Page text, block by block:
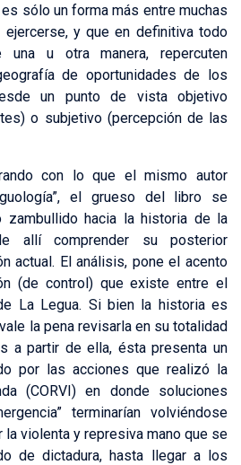
sólo un forma más entre muchas
y que en definitiva todo
u otra manera, repercuten
de oportunidades de los
un punto de vista objetivo
o subjetivo (percepción de las
con lo que el mismo autor
el grueso del libro se
zambullido hacia la historia de la
allí comprender su posterior
actual. El análisis, pone el acento
(de control) que existe entre el
La Legua. Si bien la historia es
la pena revisarla en su totalidad
a partir de ella, ésta presenta un
por las acciones que realizó la
(CORVI) en donde soluciones
terminarían volviéndose
violenta y represiva mano que se
de dictadura, hasta llegar a los